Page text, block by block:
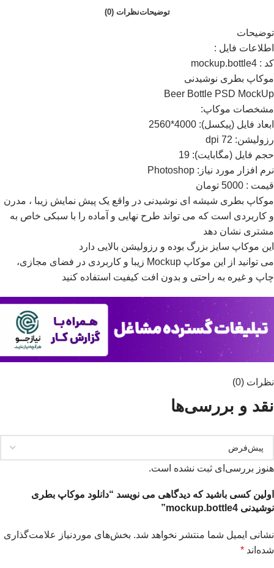
توضیحاتنظرات (0)
توضیحات
اطلاعات فايل :
کد : mockup.bottle4
موکاپ بطری نوشیدنی
Beer Bottle PSD MockUp
مشخصات موکاپ:
ابعاد فايل (پيکسل): 4000*2560
رزوليشن: 72 dpi
حجم فايل (مگابايت): 19
نرم افزار مورد نياز: Photoshop
قیمت : 5000 تومان
موکاپ بطری شیشه ای نوشیدنی در واقع يک پيش نمايش زيبا ، مدرن
و کاربردی است که می تواند طرح نهایی و آماده را با سبکی خاص به
مشتری نشان دهد
اين موکاپ سايز بزرگ بوده و رزوليشن بالايی دارد
می توانيد از اين موکاپ Mockup زيبا و کاربردی در فضای مجازی،
چاپ و غيره به راحتی و بدون افت کيفيت استفاده کنيد
نظرات (0)
نقد و بررسی‌ها
هنوز بررسی‌ای ثبت نشده است.
اولین کسی باشید که دیدگاهی می نویسد “دانلود موکاپ بطری
نوشیدنی mockup.bottle4”
نشانی ایمیل شما منتشر نخواهد شد. بخش‌های موردنیاز علامت‌گذاری
شده‌اند *